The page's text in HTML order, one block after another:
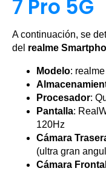
7 Pro 5G
A continuación, se
del realme
Modelo:
Procesador:
Pantalla:
120Hz
Cámara
(ultra gran
Cámara Frontal